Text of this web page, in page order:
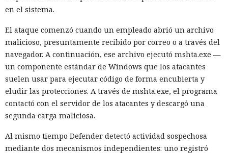
en el sistema.
El ataque comenzó cuando un empleado abrió un archivo
malicioso, presuntamente recibido por correo o a través del
navegador. A continuación, ese archivo ejecutó mshta.exe —
un componente estándar de Windows que los atacantes
suelen usar para ejecutar código de forma encubierta y
eludir las protecciones. A través de mshta.exe, el programa
contactó con el servidor de los atacantes y descargó una
segunda carga maliciosa.
Al mismo tiempo Defender detectó actividad sospechosa
mediante dos mecanismos independientes: uno registró